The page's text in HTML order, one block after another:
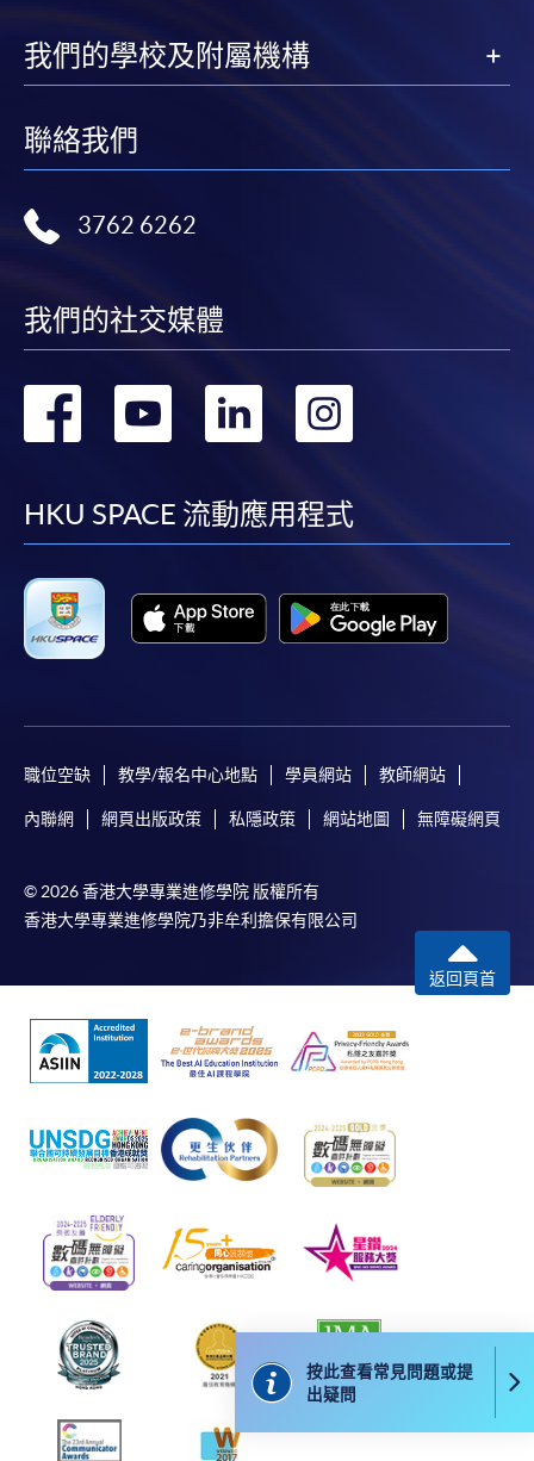
網上支付可通過「繳費靈」(PPS) (不適用於手機)、
Pay) 、「支付寶」(Online Alipay) 或 「轉數快」(FPS)
繳付學費。
報讀新課程
凡以「先到先得」為取錄方式的課程，請填妥
SF26報名表，親往報名中心或以郵遞方式連同學
申請學歷頒授及專業課程可能需要其他資料，報名
表可向報名中心或有關課程負責人索取。填妥申請
表格後，請連同報名費/學費以及所需證明文件親
報讀同一學歷頒授課程內其他單元
課程負責人會為學員送上「註冊及學費通知」
(「通知」)，請填妥有關「通知」，並親往報名中
心或以郵遞方式，遞交「通知」及繳交所需費用。
有關繳費詳情，請參閱付款方法。如對報名程序有任
何疑問，請詳閱個別課程資料，或聯絡有關課程負責
課程/科目報名注意事項:
選用網上報名服務必須在已接駁互聯網及支援
JavaScript程式瀏覽器的電腦上進行。建議選用
Google Chrome瀏覽器。
申請人不應閒置申請超過10分鐘。否則，申請人
必須重新開始整個申請程序。
網上報名只支援「提早報讀優惠」。如需享用其他
報讀優惠，請親臨學院的報名中心報名。
在網上報名過程中，由於提交課程申請和付款在系
按此查看常見問題或提
出疑問
折
我們的學校及附屬機構
聯絡我們
3762 6262
我們的社交媒體
轉
facebook
轉
youtube
轉
linkedin
HKU SPACE 流動應用程式
職位空缺 教學/報名中心地點 學員網站 教師網站
內聯網 網頁出版政策 私隱政策 網站地圖 無障礙網頁
© 2026 香港大學專業進修學院 版權所有
香港大學專業進修學院乃非牟利擔保有限公司
返回頁首